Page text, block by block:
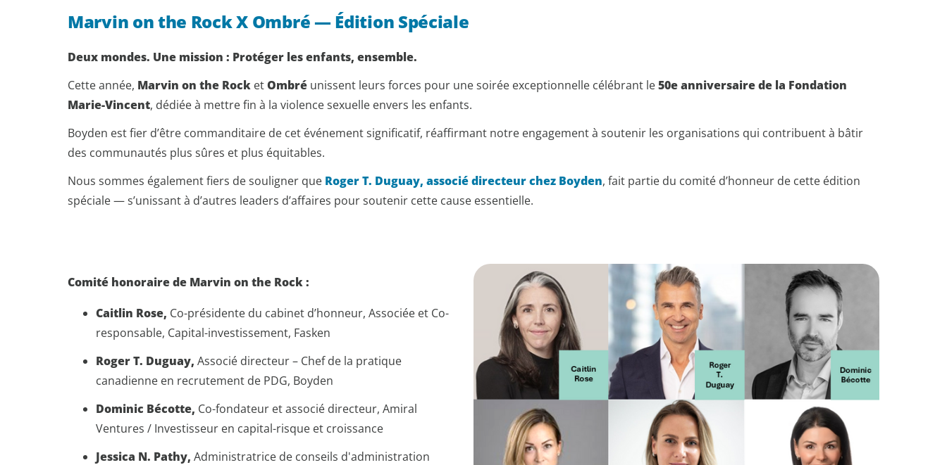
Marvin on the Rock X Ombré — Édition Spéciale
Deux mondes. Une mission : Protéger les enfants, ensemble.
Cette année, Marvin on the Rock etOmbré unissent leurs forces pour une soirée exceptionnelle célébrant le50e anniversaire de la Fondation
Marie-Vincent, dédiée à mettre fin à la violence sexuelle envers les enfants.
Boyden est fier d’être commanditaire de cet événement significatif, réaffirmant notre engagement à soutenir les organisations qui contribuent à bâtir
des communautés plus sûres et plus équitables.
Nous sommes également fiers de souligner que Roger T. Duguay, associé directeur chez Boyden, fait partie du comité d’honneur de cette édition
spéciale — s’unissant à d’autres leaders d’affaires pour soutenir cette cause essentielle.
Comité honoraire de Marvin on the Rock :
Caitlin Rose, Co-présidente du cabinet d’honneur, Associée et Co-
responsable, Capital-investissement, Fasken
Roger T. Duguay, Associé directeur – Chef de la pratique
canadienne en recrutement de PDG, Boyden
Dominic Bécotte, Co-fondateur et associé directeur, Amiral
Ventures / Investisseur en capital-risque et croissance
Jessica N. Pathy, Administratrice de conseils d'administration